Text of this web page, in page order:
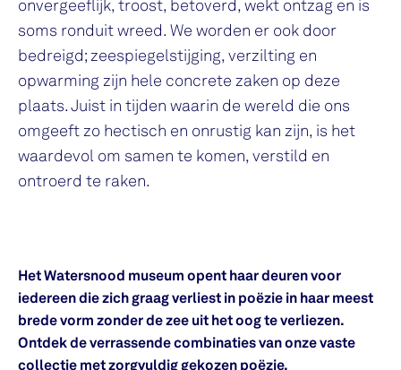
onvergeeflijk, troost, betoverd, wekt ontzag en is
soms ronduit wreed. We worden er ook door
bedreigd; zeespiegelstijging, verzilting en
opwarming zijn hele concrete zaken op deze
plaats. Juist in tijden waarin de wereld die ons
omgeeft zo hectisch en onrustig kan zijn, is het
waardevol om samen te komen, verstild en
ontroerd te raken.
Het Watersnood museum opent haar deuren voor
iedereen die zich graag verliest in poëzie in haar meest
brede vorm zonder de zee uit het oog te verliezen.
Ontdek de verrassende combinaties van onze vaste
collectie met zorgvuldig gekozen poëzie.